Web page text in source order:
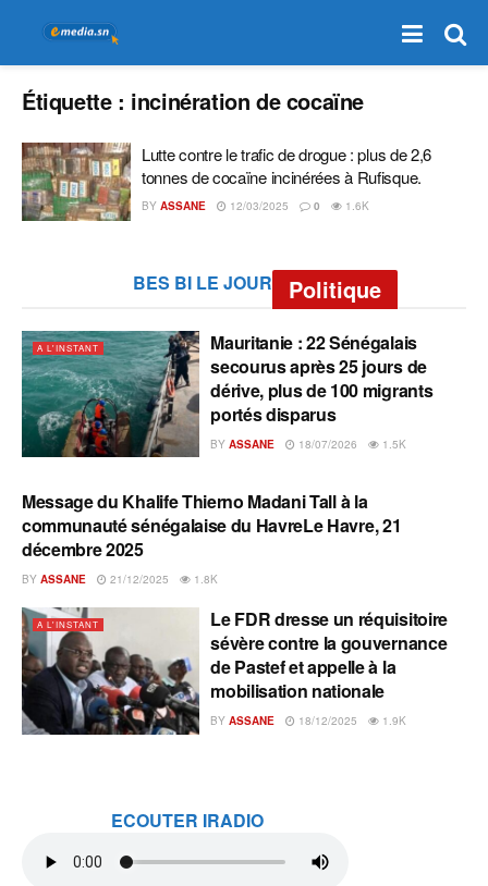
Étiquette : incinération de cocaïne
Lutte contre le trafic de drogue : plus de 2,6
tonnes de cocaïne incinérées à Rufisque.
BY ASSANE 12/03/2025 0 1.6K
BES BI LE JOUR Politique
A L'INSTANT
Mauritanie : 22 Sénégalais
secourus après 25 jours de
dérive, plus de 100 migrants
portés disparus
BY ASSANE 18/07/2026 1.5K
A L'INSTANT
Message du Khalife Thierno Madani Tall à la
communauté sénégalaise du HavreLe Havre, 21
décembre 2025
BY ASSANE 21/12/2025 1.8K
A L'INSTANT
Le FDR dresse un réquisitoire
sévère contre la gouvernance
de Pastef et appelle à la
mobilisation nationale
BY ASSANE 18/12/2025 1.9K
ECOUTER IRADIO